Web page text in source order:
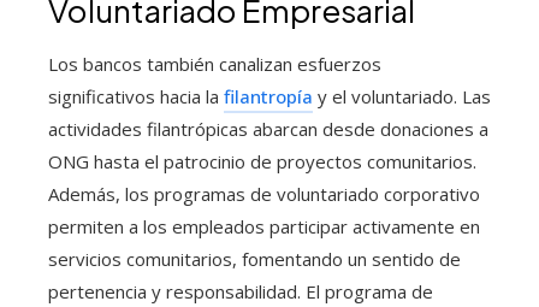
Voluntariado Empresarial
Los bancos también canalizan esfuerzos
significativos hacia la filantropía y el voluntariado. Las
actividades filantrópicas abarcan desde donaciones a
ONG hasta el patrocinio de proyectos comunitarios.
Además, los programas de voluntariado corporativo
permiten a los empleados participar activamente en
servicios comunitarios, fomentando un sentido de
pertenencia y responsabilidad. El programa de